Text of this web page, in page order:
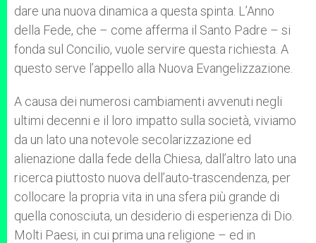
dare una nuova dinamica a questa spinta. L’Anno
della Fede, che – come afferma il Santo Padre – si
fonda sul Concilio, vuole servire questa richiesta. A
questo serve l’appello alla Nuova Evangelizzazione.
A causa dei numerosi cambiamenti avvenuti negli
ultimi decenni e il loro impatto sulla società, viviamo
da un lato una notevole secolarizzazione ed
alienazione dalla fede della Chiesa, dall’altro lato una
ricerca piuttosto nuova dell’auto-trascendenza, per
collocare la propria vita in una sfera più grande di
quella conosciuta, un desiderio di esperienza di Dio.
Molti Paesi, in cui prima una religione – ed in